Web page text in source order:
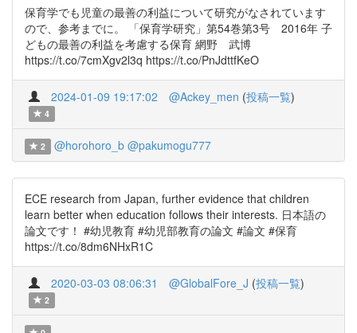
保育学でも児童の最善の利益について研究がなされています
ので、参考までに。 「保育学研究」第54巻第3号 2016年 子
どもの最善の利益を考慮する保育 網野 武博
https://t.co/7cmXgv2l3q https://t.co/PnJdttfKeO
2024-01-09 19:17:02 @Ackey_men (投稿一覧)
4
2 @horohoro_b @pakumogu777
ECE research from Japan, further evidence that children
learn better when education follows their interests. 日本語の
論文です！ #幼児教育 #幼児部教育の論文 #論文 #保育
https://t.co/8dm6NHxR1C
2020-03-03 08:06:31 @GlobalFore_J (投稿一覧)
2